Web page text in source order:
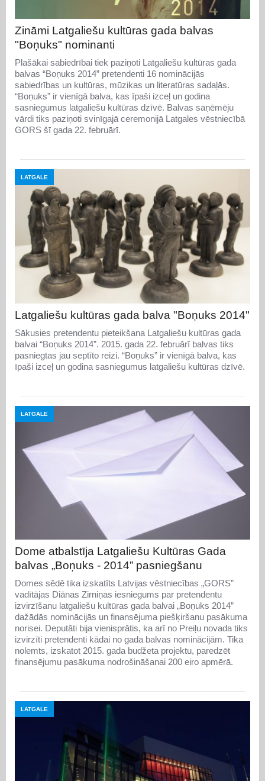
Zināmi Latgaliešu kultūras gada balvas
"Boņuks" nominanti
Plašākai sabiedrībai tiek paziņoti Latgaliešu kultūras gada
balvas “Boņuks 2014” pretendenti 16 nominācijās
sabiedrības un kultūras, mūzikas un literatūras sadaļās.
“Boņuks” ir vienīgā balva, kas īpaši izceļ un godina
sasniegumus latgaliešu kultūras dzīvē. Balvas saņēmēju
vārdi tiks paziņoti svinīgajā ceremonijā Latgales vēstniecībā
GORS šī gada 22. februārī.
LATGALE
Latgaliešu kultūras gada balva "Boņuks 2014"
Sākusies pretendentu pieteikšana Latgaliešu kultūras gada
balvai “Boņuks 2014”. 2015. gada 22. februārī balvas tiks
pasniegtas jau septīto reizi. “Boņuks” ir vienīgā balva, kas
īpaši izceļ un godina sasniegumus latgaliešu kultūras dzīvē.
LATGALE
Dome atbalstīja Latgaliešu Kultūras Gada
balvas „Boņuks - 2014” pasniegšanu
Domes sēdē tika izskatīts Latvijas vēstniecības „GORS”
vadītājas Diānas Zirniņas iesniegums par pretendentu
izvirzīšanu latgaliešu kultūras gada balvai „Boņuks 2014”
dažādās nominācijās un finansējuma piešķiršanu pasākuma
norisei. Deputāti bija vienisprātis, ka arī no Preiļu novada tiks
izvirzīti pretendenti kādai no gada balvas nominācijām. Tika
nolemts, izskatot 2015. gada budžeta projektu, paredzēt
finansējumu pasākuma nodrošināšanai 200 eiro apmērā.
LATGALE